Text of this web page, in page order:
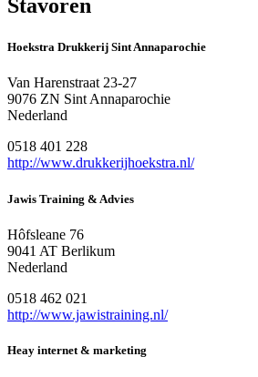
Stavoren
Hoekstra Drukkerij Sint Annaparochie
Van Harenstraat 23-27
9076 ZN Sint Annaparochie
Nederland
0518 401 228
http://www.drukkerijhoekstra.nl/
Jawis Training & Advies
Hôfsleane 76
9041 AT Berlikum
Nederland
0518 462 021
http://www.jawistraining.nl/
Heay internet & marketing